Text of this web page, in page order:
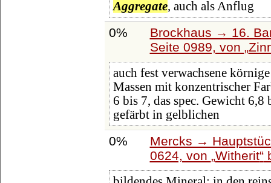
Aggregate, auch als Anflug
0%
Brockhaus → 16.
Seite 0989, von
auch fest verwachsene
Massen mit konzentrischer
6 bis 7, das spec. Gewicht
gefärbt in gelblichen
0%
Mercks →
0624, von Witherit